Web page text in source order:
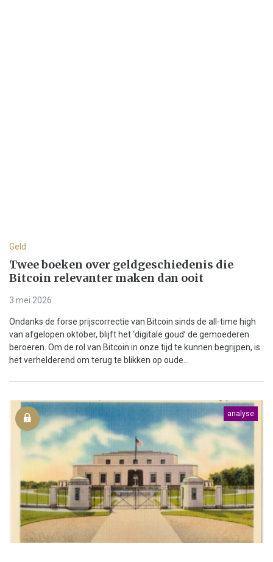
Geld
Twee boeken over geldgeschiedenis die
Bitcoin relevanter maken dan ooit
3 mei 2026
Ondanks de forse prijscorrectie van Bitcoin sinds de all-time high
van afgelopen oktober, blijft het ‘digitale goud’ de gemoederen
beroeren. Om de rol van Bitcoin in onze tijd te kunnen begrijpen, is
het verhelderend om terug te blikken op oude...
analyse